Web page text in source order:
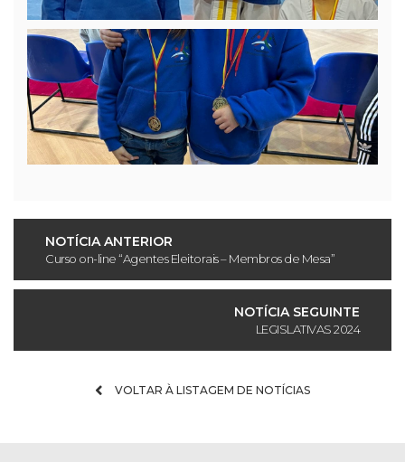
NOTÍCIA ANTERIOR
Curso on-line “Agentes Eleitorais – Membros de Mesa”
NOTÍCIA SEGUINTE
LEGISLATIVAS 2024
VOLTAR À LISTAGEM DE NOTÍCIAS